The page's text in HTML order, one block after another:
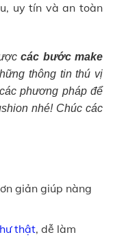
uy tín và an toàn
các bước make
thông tin thú vị
phương pháp để
nhé! Chúc các
giản giúp nàng
thật, dễ làm